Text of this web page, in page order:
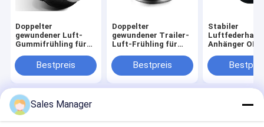
Doppelter
gewundener Luft-
Gummifrühling für
1003586910C
Hendrickson S8768
Bestpreis
Doppelter
gewundener Trailer-
Luft-Frühling für
1003586910C
Hendrickson S8768
Bestpreis
Stabiler
Anhänger OE
9265,
19P435, Voivo
Startseite
Sitemap
Datenschutzrichtlinie
Sales Manager